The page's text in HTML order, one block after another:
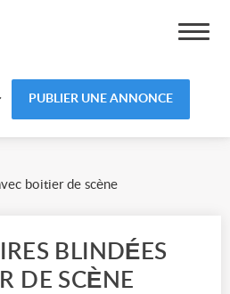
PUBLIER UNE ANNONCE
boitier de scène
BLINDÉES
DE SCÈNE